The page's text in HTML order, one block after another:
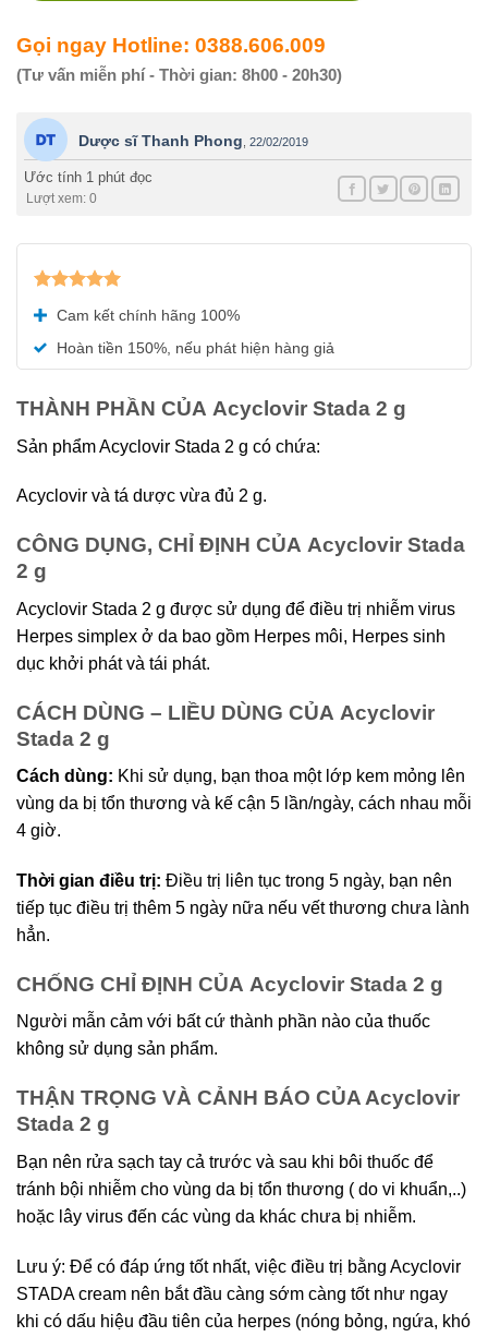
Gọi ngay Hotline: 0388.606.009
(Tư vấn miễn phí - Thời gian: 8h00 - 20h30)
Dược sĩ Thanh Phong 22/02/2019
Ước tính 1 phút đọc
Lượt xem: 0
hạng5.00
5 sao
Cam kết chính hãng 100%
Hoàn tiền 150%, nếu phát hiện hàng giả
THÀNH PHẦN CỦA Acyclovir Stada 2 g
Sản phẩm Acyclovir Stada 2 g có chứa:
Acyclovir và tá dược vừa đủ 2 g.
CÔNG DỤNG, CHỈ ĐỊNH CỦA Acyclovir Stada
2 g
Acyclovir Stada 2 g được sử dụng để điều trị nhiễm virus
Herpes simplex ở da bao gồm Herpes môi, Herpes sinh
dục khởi phát và tái phát.
CÁCH DÙNG – LIỀU DÙNG CỦA Acyclovir
Stada 2 g
Cách dùng: Khi sử dụng, bạn thoa một lớp kem mỏng lên
vùng da bị tổn thương và kế cận 5 lần/ngày, cách nhau mỗi
4 giờ.
Thời gian điều trị: Điều trị liên tục trong 5 ngày, bạn nên
tiếp tục điều trị thêm 5 ngày nữa nếu vết thương chưa lành
hẳn.
CHỐNG CHỈ ĐỊNH CỦA Acyclovir Stada 2 g
Người mẫn cảm với bất cứ thành phần nào của thuốc
không sử dụng sản phẩm.
THẬN TRỌNG VÀ CẢNH BÁO CỦA Acyclovir
Stada 2 g
Bạn nên rửa sạch tay cả trước và sau khi bôi thuốc để
tránh bội nhiễm cho vùng da bị tổn thương ( do vi khuẩn,..)
hoặc lây virus đến các vùng da khác chưa bị nhiễm.
Lưu ý: Để có đáp ứng tốt nhất, việc điều trị bằng Acyclovir
STADA cream nên bắt đầu càng sớm càng tốt như ngay
khi có dấu hiệu đầu tiên của herpes (nóng bỏng, ngứa, khó